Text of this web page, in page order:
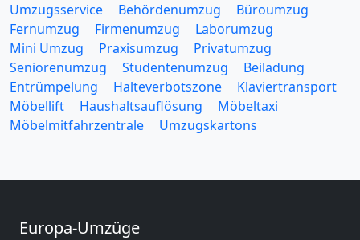
Umzugsservice Behördenumzug
Büroumzug
Fernumzug
Firmenumzug
Laborumzug
Mini Umzug
Praxisumzug
Privatumzug
Seniorenumzug
Studentenumzug
Beiladung
Entrümpelung
Halteverbotszone
Klaviertransport
Möbellift
Haushaltsauflösung
Möbeltaxi
Möbelmitfahrzentrale
Umzugskartons
Europa-Umzüge